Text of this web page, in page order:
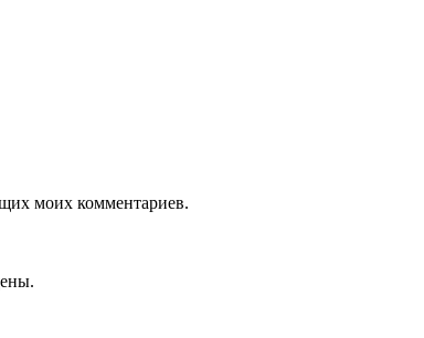
моих комментариев.